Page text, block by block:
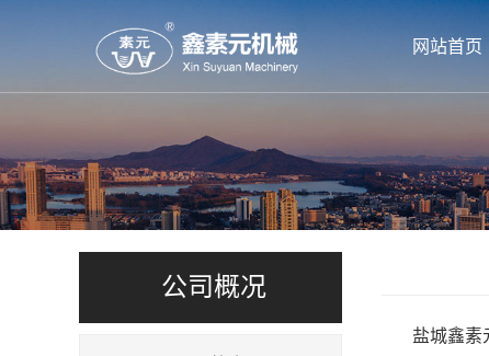
网站首页
公司概况
盐城鑫素